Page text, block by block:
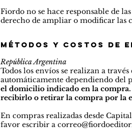
Fiordo no se hace responsable de
derecho de ampliar o modificar las
Métodos y costos de
República Argentina
Todos los envíos se realizan a
automáticamente dependiendo del
el domicilio indicado en la
recibirlo o retirar la compra por la
En compras realizadas desde
favor escribir a